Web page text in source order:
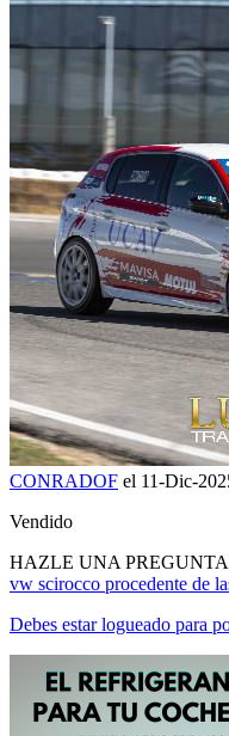
CONRADOF el 11-Dic-
Vendido
HAZLE UNA
vw scirocco procedente de
Debes estar logueado para